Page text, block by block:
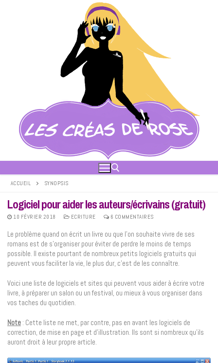
Rechercher :
ACCUEIL SYNOPSIS
Logiciel pour aider les auteurs/écrivains (gratuit)
10 FÉVRIER 2018 ECRITURE 6 COMMENTAIRES
Le problème quand on écrit un livre ou que l’on souhaite vivre de ses
romans est de s’organiser pour éviter de perdre le moins de temps
possible. Il existe pourtant de nombreux petits logiciels gratuits qui
peuvent vous faciliter la vie, le plus dur, c’est de les connaître.
Voici une liste de logiciels et sites qui peuvent vous aider à écrire votre
livre, à préparer un salon ou un festival, ou mieux à vous organiser dans
vos taches du quotidien.
Note : Cette liste ne met, par contre, pas en avant les logiciels de
correction, de mise en page et d’illustration. Ils sont si nombreux qu’ils
auront droit à leur propre article.